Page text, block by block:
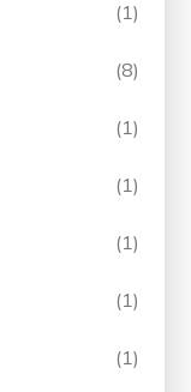
(1)
(8)
(1)
(1)
(1)
(1)
(1)